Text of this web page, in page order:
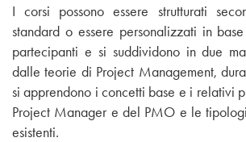
I corsi possono essere strutturati
standard o essere personalizzati in
partecipanti e si suddividono in due
dalle teorie di Project Management,
si apprendono i concetti base e i relativi
Project Manager e del PMO e le
esistenti.